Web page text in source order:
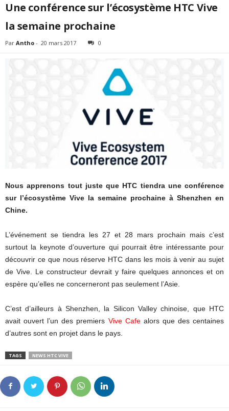
Une conférence sur l’écosystème HTC Vive
la semaine prochaine
Par Antho - 20 mars 2017 0
Nous apprenons tout juste que HTC tiendra une conférence
sur l’écosystème Vive la semaine prochaine à Shenzhen en
Chine.
L’événement se tiendra les 27 et 28 mars prochain mais c’est
surtout la keynote d’ouverture qui pourrait être intéressante pour
découvrir ce que nous réserve HTC dans les mois à venir au sujet
de Vive. Le constructeur devrait y faire quelques annonces et on
espère qu’elles ne concerneront pas seulement l’Asie.
C’est d’ailleurs à Shenzhen, la Silicon Valley chinoise, que HTC
avait ouvert l’un des premiers Vive Cafealors que des centaines
d’autres sont en projet dans le pays.
TAGS NEWS HTC VIVE